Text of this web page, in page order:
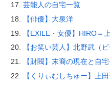
芸能人の自宅一覧
【俳優】大泉洋
【EXILE・女優】HIRO＝
【お笑い芸人】北野武（ビ
【財閥】末裔の現在と自
【くりぃむしちゅー】上